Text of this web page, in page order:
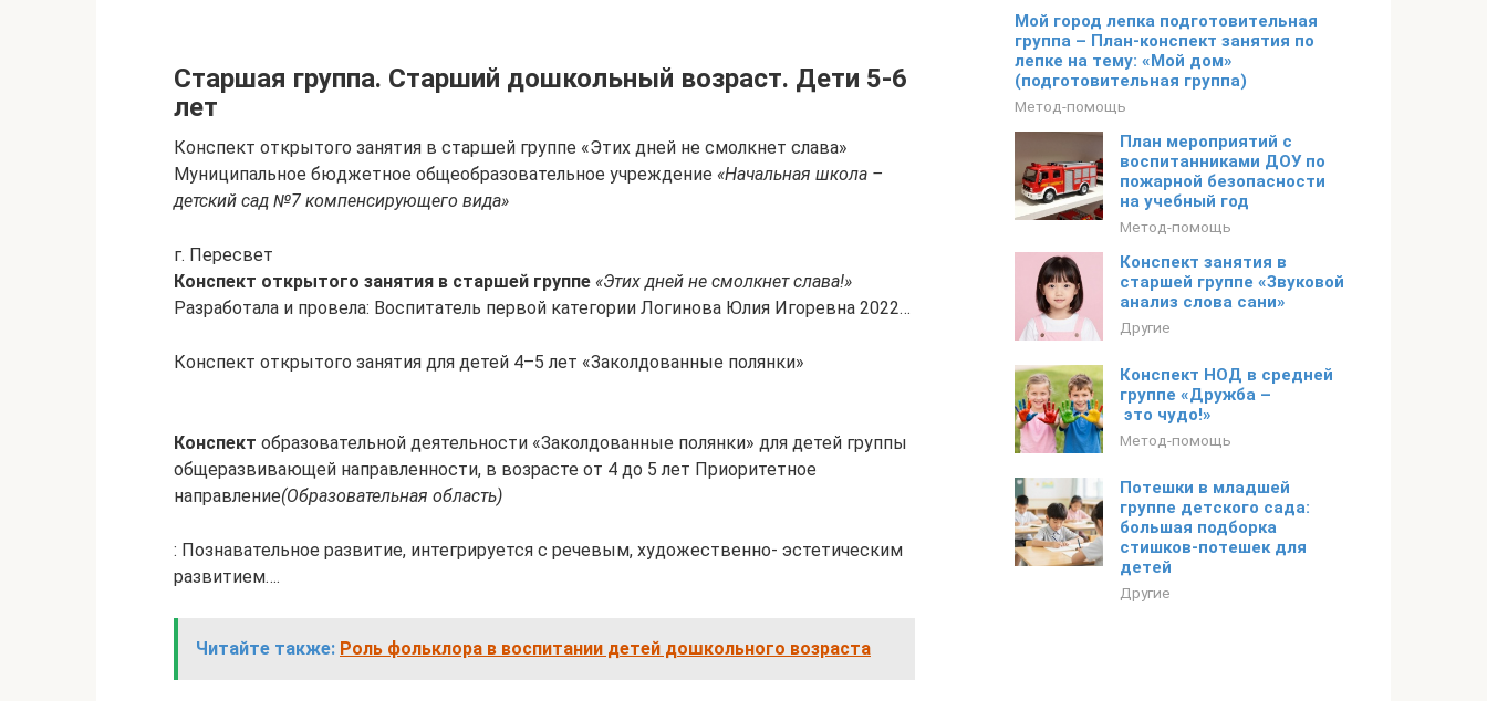
Старшая группа. Старший дошкольный возраст. Дети 5-6
лет
Конспект открытого занятия в старшей группе «Этих дней не смолкнет слава»
Муниципальное бюджетное общеобразовательное учреждение «Начальная школа –
детский сад №7 компенсирующего вида»
г. Пересвет
Конспект открытого занятия в старшей группе «Этих дней не смолкнет слава!»
Разработала и провела: Воспитатель первой категории Логинова Юлия Игоревна 2022…
Конспект открытого занятия для детей 4–5 лет «Заколдованные полянки»
Конспект образовательной деятельности «Заколдованные полянки» для детей группы
общеразвивающей направленности, в возрасте от 4 до 5 лет Приоритетное
направление(Образовательная область)
: Познавательное развитие, интегрируется с речевым, художественно- эстетическим
развитием….
Читайте также: Роль фольклора в воспитании детей дошкольного возраста
Мой город лепка подготовительная
группа – План-конспект занятия по
лепке на тему: «Мой дом»
(подготовительная группа)
Метод-помощь
План мероприятий с
воспитанниками ДОУ по
пожарной безопасности
на учебный год
Метод-помощь
Конспект занятия в
старшей группе «Звуковой
анализ слова сани»
Другие
Конспект НОД в средней
группе «Дружба –
это чудо!»
Метод-помощь
Потешки в младшей
группе детского сада:
большая подборка
стишков-потешек для
детей
Другие